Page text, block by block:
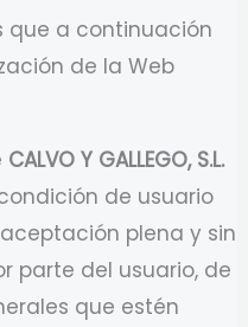
que a continuación
de la Web
CALVO Y GALLEGO, S.L.
de usuario
plena y sin
parte del usuario, de
que estén